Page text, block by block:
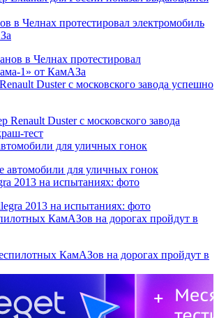
в Челнах протестировал электромобиль
Duster с московского завода успешно
для уличных гонок
2013 на испытаниях: фото
КамАЗов на дорогах пройдут в